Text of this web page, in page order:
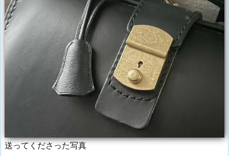
送ってくださった写真